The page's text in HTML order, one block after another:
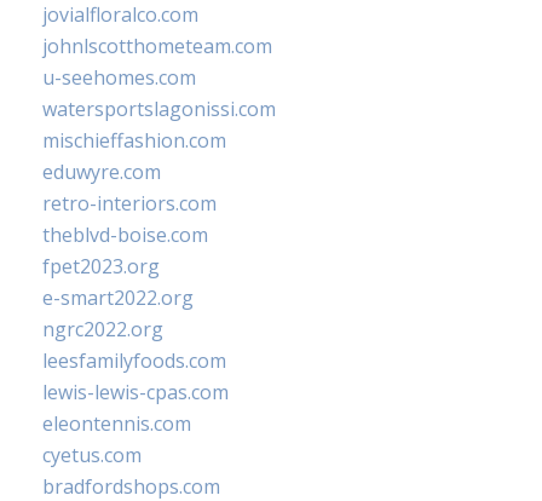
jovialfloralco.com
johnlscotthometeam.com
u-seehomes.com
watersportslagonissi.com
mischieffashion.com
eduwyre.com
retro-interiors.com
theblvd-boise.com
fpet2023.org
e-smart2022.org
ngrc2022.org
leesfamilyfoods.com
lewis-lewis-cpas.com
eleontennis.com
cyetus.com
bradfordshops.com